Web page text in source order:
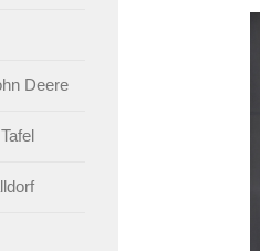
Deere